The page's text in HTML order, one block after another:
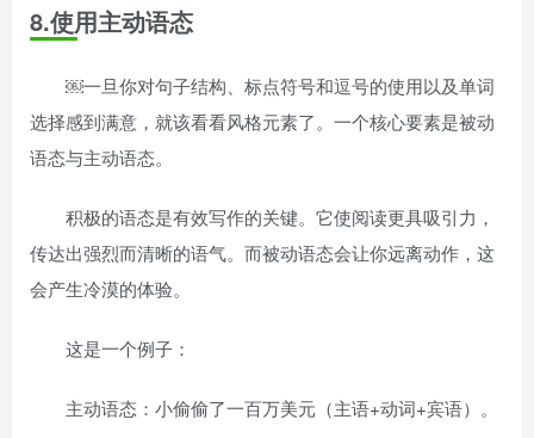
8.使用主动语态
￼一旦你对句子结构、标点符号和逗号的使用以及单词
选择感到满意，就该看看风格元素了。一个核心要素是被动
语态与主动语态。
积极的语态是有效写作的关键。它使阅读更具吸引力，
传达出强烈而清晰的语气。而被动语态会让你远离动作，这
会产生冷漠的体验。
这是一个例子：
主动语态：小偷偷了一百万美元（主语+动词+宾语）。